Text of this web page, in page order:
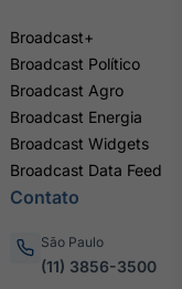
Broadcast+
Broadcast Político
Broadcast Agro
Broadcast Energia
Broadcast Widgets
Broadcast Data Feed
Contato
São Paulo
(11) 3856-3500